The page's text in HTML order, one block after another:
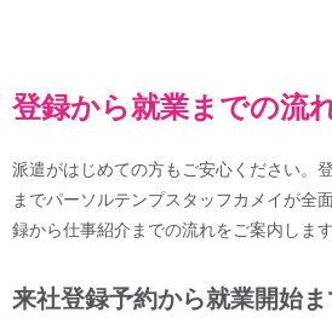
登録から就業までの流
派遣がはじめての方もご安心ください。
までパーソルテンプスタッフカメイが全
録から仕事紹介までの流れをご案内します
来社登録予約から就業開始